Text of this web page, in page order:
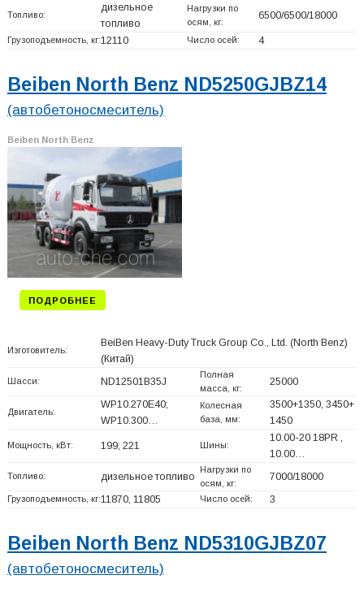
Топливо:
дизельное
топливо
Нагрузки по
осям, кг:
6500/6500/18000
Грузоподъемность, кг:12110 Число осей: 4
Beiben North Benz ND5250GJBZ14
(автобетоносмеситель)
Beiben North Benz
ПОДРОБНЕЕ
Изготовитель:
BeiBen Heavy-Duty Truck Group Co., Ltd. (North Benz)
(Китай)
Шасси: ND12501B35J
Полная
масса, кг:
25000
Двигатель:
WP10.270E40;
WP10.300…
Колесная
база, мм:
3500+1350, 3450+
1450
Мощность, кВт: 199; 221 Шины:
10.00-20 18PR ,
10.00…
Топливо: дизельное топливо
Нагрузки по
осям, кг:
7000/18000
Грузоподъемность, кг:11870, 11805 Число осей: 3
Beiben North Benz ND5310GJBZ07
(автобетоносмеситель)